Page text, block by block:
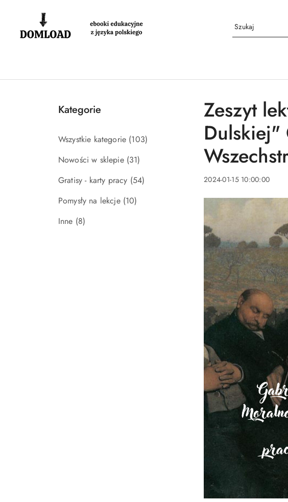
Przejdź do treści głównej
Przejdź do wyszukiwarki
Przejdź do moje konto
Przejdź do menu głównego
Przejdź do stopki
Kategorie
Wszystkie kategorie (103)
Nowości w sklepie (31)
Gratisy - karty pracy (54)
Pomysły na lekcje (10)
Inne (8)
Zeszyt
Dulskiej"
2024-01-15 10:00:00